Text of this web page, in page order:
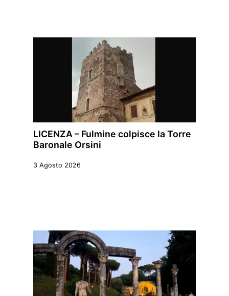
LICENZA – Fulmine colpisce la Torre
Baronale Orsini
3 Agosto 2026